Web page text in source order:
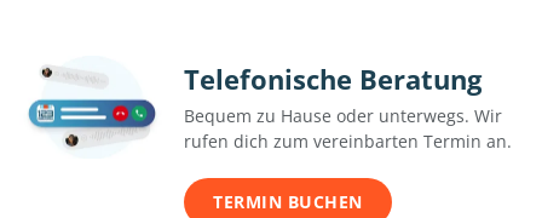
Telefonische Beratung
Bequem zu Hause oder unterwegs. Wir
rufen dich zum vereinbarten Termin an.
TERMIN BUCHEN